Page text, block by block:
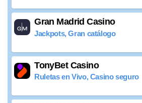
Gran Madrid Casino
Jackpots, Gran catálogo
TonyBet Casino
Ruletas en Vivo, Casino seguro